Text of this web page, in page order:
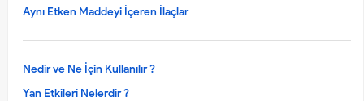
Aynı Etken Maddeyi İçeren İlaçlar
Nedir ve Ne İçin Kullanılır ?
Yan Etkileri Nelerdir ?